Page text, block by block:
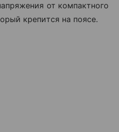
от компактного
крепится на поясе.